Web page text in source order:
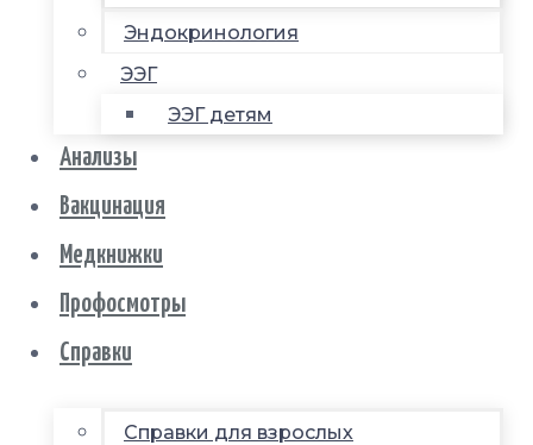
Эндокринология
ЭЭГ
ЭЭГ детям
Анализы
Вакцинация
Медкнижки
Профосмотры
Справки
Справки для взрослых